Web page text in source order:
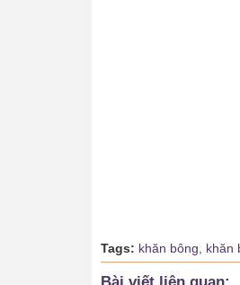
Tags: khăn bông, khăn
Bài viết liên quan: